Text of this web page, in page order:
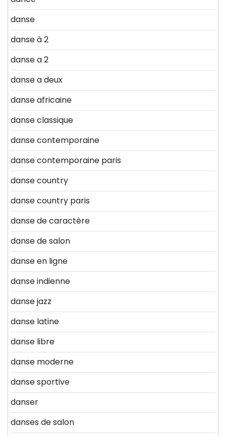
danse
danse à 2
danse a 2
danse a deux
danse africaine
danse classique
danse contemporaine
danse contemporaine paris
danse country
danse country paris
danse de caractère
danse de salon
danse en ligne
danse indienne
danse jazz
danse latine
danse libre
danse moderne
danse sportive
danser
danses de salon